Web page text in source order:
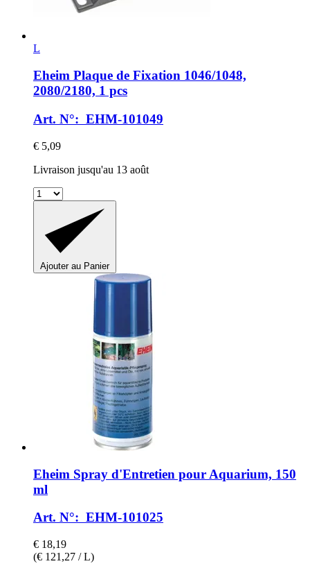
L
Eheim Plaque de Fixation 1046/1048,
2080/2180, 1 pcs
Art. N°: EHM-101049
€ 5,09
Livraison jusqu'au 13 août
Ajouter au Panier
Eheim Spray d'Entretien pour Aquarium, 150
ml
Art. N°: EHM-101025
€ 18,19
(€ 121,27 / L)